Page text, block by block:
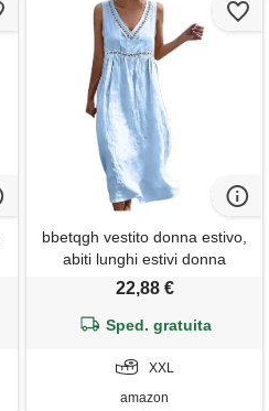
bbetqgh vestito donna estivo,
abiti lunghi estivi donna
vestito in lino di cotone scollo
forti abito bohémien traforato
per mare spiaggia vacanza
22,88 €
Sped. gratuita
XXL
amazon